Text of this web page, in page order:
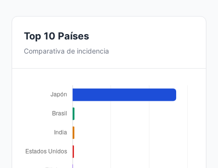
Top 10 Países
Comparativa de incidencia